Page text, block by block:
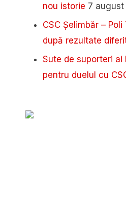
nou istorie 7
CSC Șelimbăr –
după rezultate
Sute de suporteri ai
pentru duelul cu